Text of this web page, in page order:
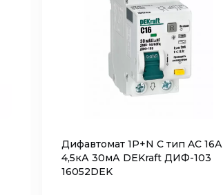
Дифавтомат 1P+N C тип AC 16А
4,5кА 30мА DEKraft ДИФ-103
16052DEK